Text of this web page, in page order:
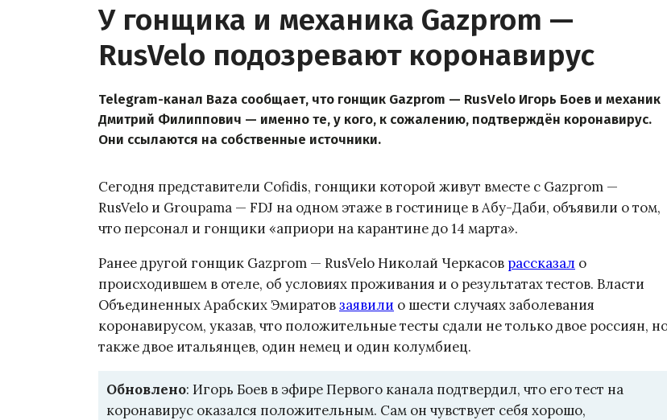
У гонщика и механика Gazprom —
RusVelo подозревают коронавирус
Telegram-канал Baza сообщает, что гонщик Gazprom — RusVelo Игорь Боев и механик
Дмитрий Филиппович — именно те, у кого, к сожалению, подтверждён коронавирус.
Они ссылаются на собственные источники.
Сегодня представители Cofidis, гонщики которой живут вместе с Gazprom —
RusVelo и Groupama — FDJ на одном этаже в гостинице в Абу-Даби, объявили о том,
что персонал и гонщики «априори на карантине до 14 марта».
Ранее другой гонщик Gazprom — RusVelo Николай Черкасов рассказал о
происходившем в отеле, об условиях проживания и о результатах тестов. Власти
Объединенных Арабских Эмиратовзаявили о шести случаях заболевания
коронавирусом, указав, что положительные тесты сдали не только двое россиян,
также двое итальянцев, один немец и один колумбиец.
Обновлено: Игорь Боев в эфире Первого канала подтвердил, что его тест на
коронавирус оказался положительным. Сам он чувствует себя хорошо,